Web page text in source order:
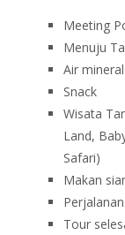
Meeting
Menuju
Air mineral
Snack
Wisata
Land,
Safari)
Makan
Tour